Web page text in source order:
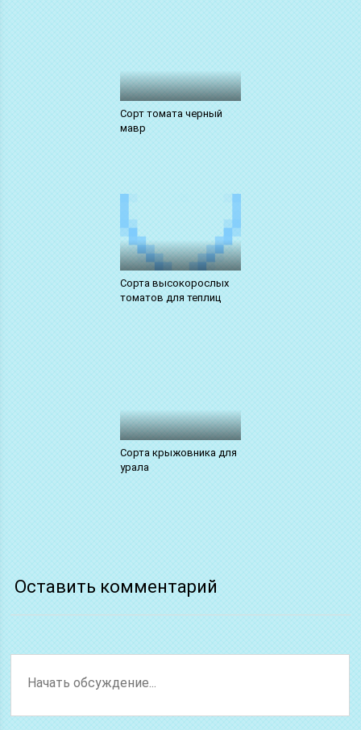
Сорт томата черный
мавр
Сорта высокорослых
томатов для теплиц
Сорта крыжовника для
урала
Оставить комментарий